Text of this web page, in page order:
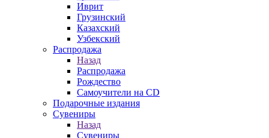
Иврит
Грузинский
Казахский
Узбекский
Распродажа
Назад
Распродажа
Рождество
Самоучители на CD
Подарочные издания
Сувениры
Назад
Сувениры